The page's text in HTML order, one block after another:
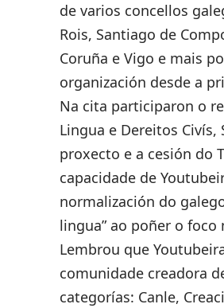
de varios concellos
Rois, Santiago de
Coruña e Vigo e mais
organización desde a
Na cita participaron o
Lingua e Dereitos
proxecto e a cesión do
capacidade de
normalización do
lingua” ao poñer o
Lembrou que
comunidade creadora
categorías: Canle,